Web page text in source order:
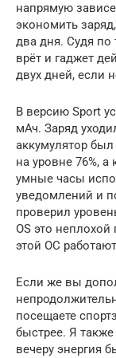
напрямую
экономить
два дня. Судя по
врёт и гаджет
двух дней, если
В версию Sport
мАч. Заряд
аккумулятор
на уровне 76%,
умные часы
уведомлений и
проверил
OS это
этой ОС
Если же вы
посещаете
быстрее. Я
вечеру энергия